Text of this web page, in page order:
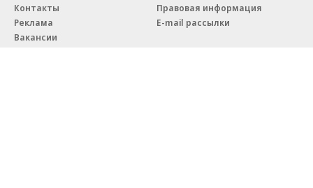
Контакты
Реклама
Вакансии
Правовая информация
E-mail рассылки